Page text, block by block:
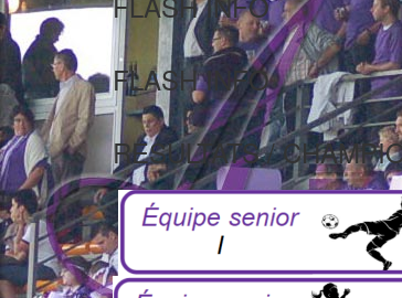
FLASH INFO
RESULTATS /